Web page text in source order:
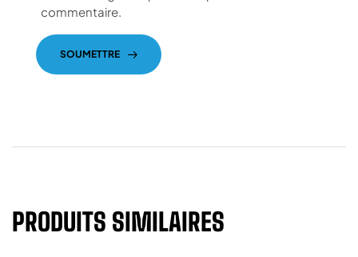
commentaire.
SOUMETTRE
PRODUITS SIMILAIRES